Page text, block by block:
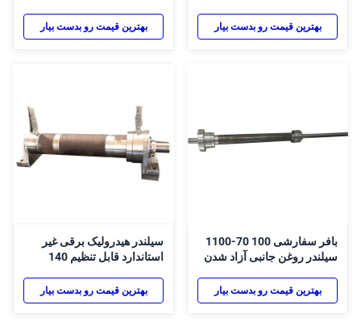
بالا سیلندر دوگانه عمل
بهترین قیمت رو بدست بیار بهترین قیمت رو بدست بیار
بافر سفارشی 100 70-1100
سیلندر روغن جانبی آزاد شدن
بهترین قیمت رو بدست بیار
سیلندر هیدرولیک برقی غیر
استاندارد قابل تنظیم 140
میله اتصال سیلندر هیدرولیک
بهترین قیمت رو بدست بیار